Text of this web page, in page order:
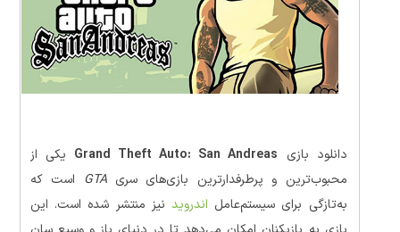
دانلود بازی Grand Theft Auto: San Andreas یکی از
محبوب‌ترین و پرطرفدارترین بازی‌های سریGTA است که
به‌تازگی برای سیستم‌عامل اندروید نیز منتشر شده است. این